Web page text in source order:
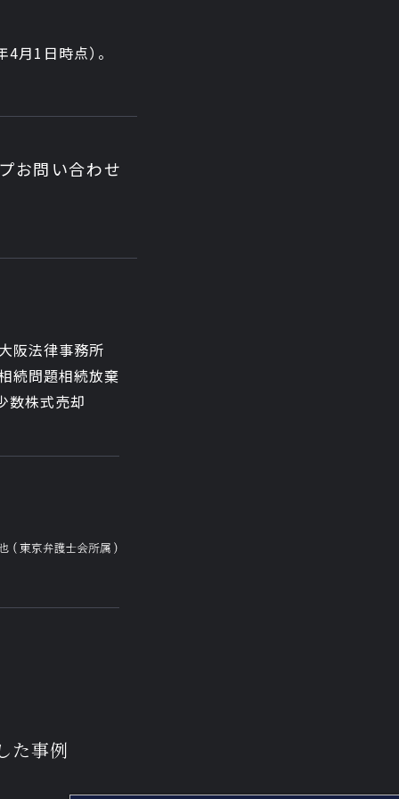
た事例
月1日時点）。
お問い合わせ
阪法律事務所
続問題相続放棄
数株式売却